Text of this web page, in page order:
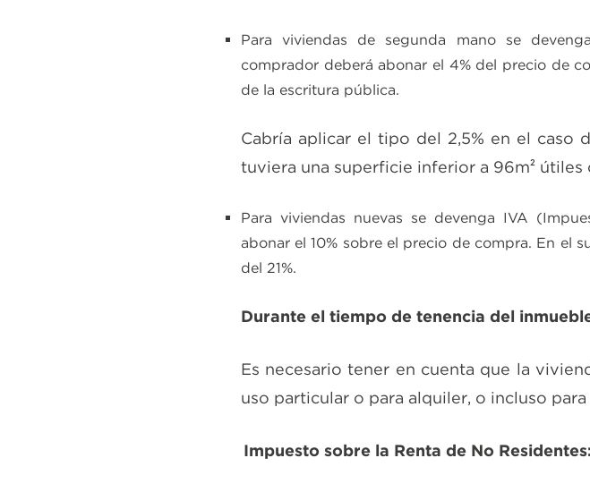
Para viviendas de segunda mano se
comprador deberá abonar el 4% del precio de
de la escritura pública.
Cabría aplicar el tipo del 2,5% en el caso
tuviera una superficie inferior a 96m² útiles
Para viviendas nuevas se devenga IVA
abonar el 10% sobre el precio de compra. En el
del 21%.
Durante el tiempo de tenencia del
Es necesario tener en cuenta que la
uso particular o para alquiler, o incluso para
Impuesto sobre la Renta de No Residentes: